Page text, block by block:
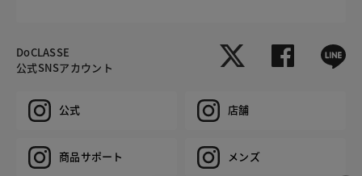
DoCLASSE
公式SNSアカウント
公式 店舗
商品サポート メンズ